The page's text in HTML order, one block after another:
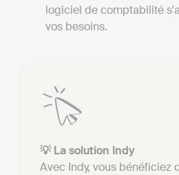
logiciel de comptabilité
vos besoins.
💡 La solution Indy
Avec Indy, vous bénéficiez